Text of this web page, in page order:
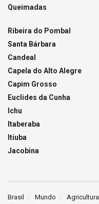
Queimadas
Ribeira do Pombal
Santa Bárbara
Candeal
Capela do Alto Alegre
Capim Grosso
Euclides da Cunha
Ichu
Itaberaba
Itiuba
Jacobina
Brasil Mundo Agricultura